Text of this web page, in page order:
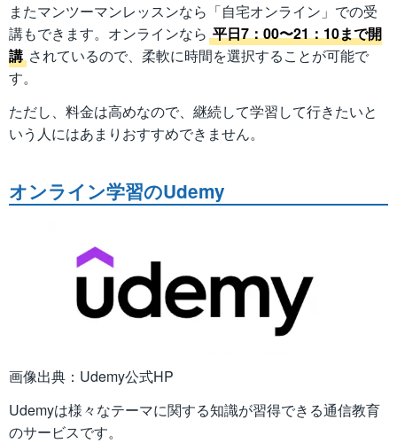
またマンツーマンレッスンなら「自宅オンライン」での受
講もできます。オンラインなら 平日7：00〜21：10まで開
講 されているので、柔軟に時間を選択することが可能で
す。
ただし、料金は高めなので、継続して学習して行きたいと
いう人にはあまりおすすめできません。
オンライン学習のUdemy
画像出典：Udemy公式HP
Udemyは様々なテーマに関する知識が習得できる通信教育
のサービスです。